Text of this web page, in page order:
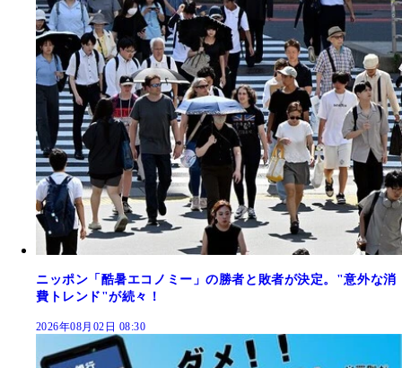
ニッポン「酷暑エコノミー」の勝者と敗者が決定。"意外な消
費トレンド"が続々！
2026年08月02日 08:30